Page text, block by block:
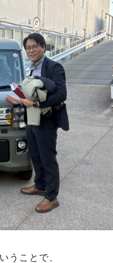
うことで、